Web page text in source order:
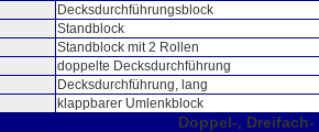
Decksdurchführungsblock
Standblock
Standblock mit 2 Rollen
doppelte Decksdurchführung
Decksdurchführung, lang
klappbarer Umlenkblock
Doppel-,